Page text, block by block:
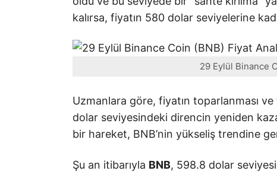
kalırsa, fiyatın 580 dolar seviyelerine
29 Eylül Binance
Uzmanlara göre, fiyatın toparlanması ve
dolar seviyesindeki direncin yeniden
bir hareket, BNB’nin yükseliş trendine
Şu an itibarıyla BNB, 598.8 dolar